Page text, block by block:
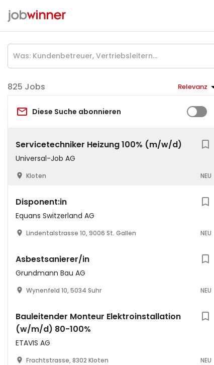
Jobs Relevanz
Diese Suche abonnieren
Servicetechniker Heizung 100% (m/w/d)
Universal-Job AG
Kloten NEU
Disponent:in
Equans Switzerland AG
Lindentalstrasse 10, 9006 St. Gallen NEU
Asbestsanierer/in
Grundmann Bau AG
Wynenfeld 10, 5034 Suhr NEU
Bauleitender Monteur Elektroinstallation
(w/m/d) 80-100%
ETAVIS AG
Frachtstrasse, 8302 Kloten NEU